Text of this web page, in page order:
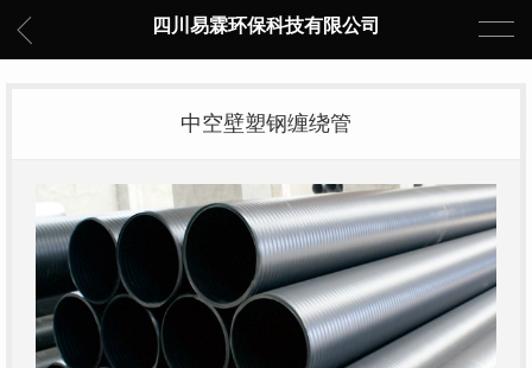
四川易霖环保科技有限公司
中空壁塑钢缠绕管